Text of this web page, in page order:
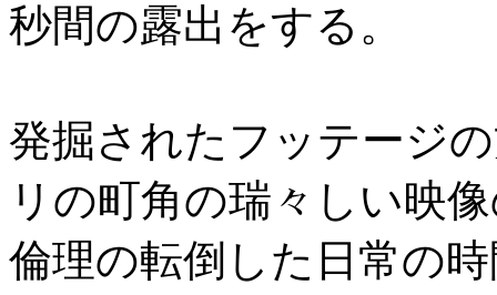
秒間の露出をする。
発掘されたフッテージ
リの町角の瑞々しい映
倫理の転倒した日常の